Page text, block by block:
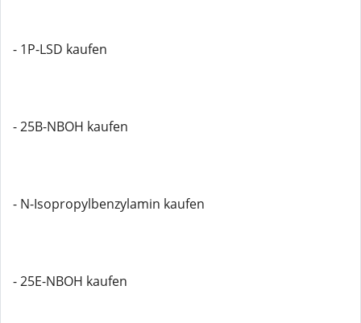
- 1P-LSD kaufen
- 25B-NBOH kaufen
- N-Isopropylbenzylamin kaufen
- 25E-NBOH kaufen